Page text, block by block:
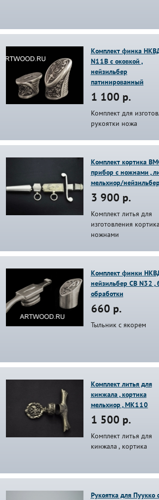
Комплект финка
N11B с оковкой ,
нейзильбер
патинированный
1 100 р.
Комплект для
рукоятки ножа
Комплект кортика
прибор с ножнами ,
мельхиор/
3 900 р.
Комплект литья для
изготовления
ножнами
Комплект финки
нейзильбер СВ N32 ,
обработки
660 р.
Тыльник с якорем
Комплект литья для
кинжала , кортика
мельхиор , MK110
1 500 р.
Комплект литья для
кинжала , кортика
Рукоятка для Пуукко